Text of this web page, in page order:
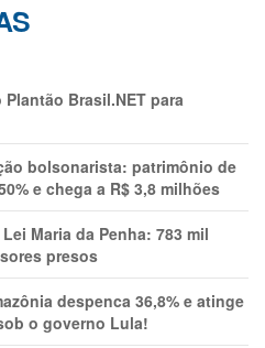
Brasil.NET para
bolsonarista: patrimônio de
e chega a R$ 3,8 milhões
Maria da Penha: 783 mil
presos
despenca 36,8% e atinge
o governo Lula!